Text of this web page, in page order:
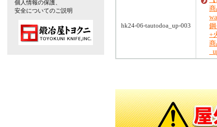
hk24-06-tautodoa_up-003
商
+
商
個人情報の保護、
安全についてのご説明